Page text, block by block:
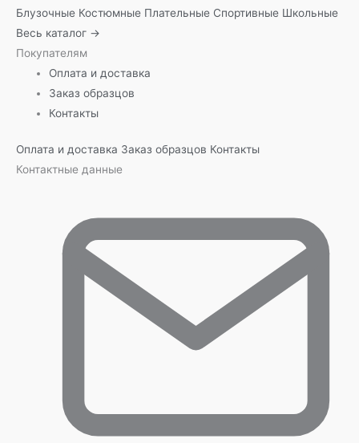
Блузочные Костюмные Плательные Спортивные Школьные
Весь каталог →
Покупателям
Оплата и доставка
Заказ образцов
Контакты
Оплата и доставка Заказ образцов Контакты
Контактные данные